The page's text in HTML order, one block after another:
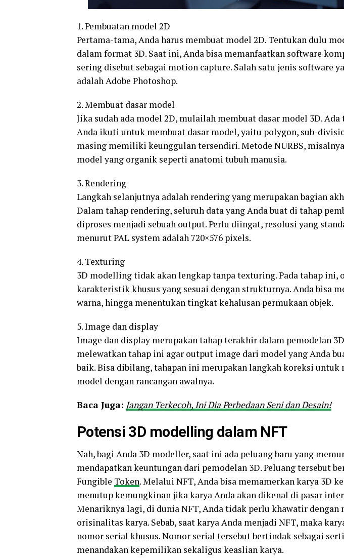
1. Pembuatan model 2D
Pertama-tama, Anda harus membuat model 2D. Tentukan dulu
dalam format 3D. Saat ini, Anda bisa memanfaatkan software
sering disebut sebagai motion capture. Salah satu jenis software
adalah Adobe Photoshop.
2. Membuat dasar model
Jika sudah ada model 2D, mulailah membuat dasar model 3D.
Anda ikuti untuk membuat dasar model, yaitu polygon, sub-
masing memiliki keunggulan tersendiri. Metode NURBS,
model yang organik seperti anatomi tubuh manusia.
3. Rendering
Langkah selanjutnya adalah rendering yang merupakan bagian
Dalam tahap rendering, seluruh data yang Anda buat di tahap
diproses menjadi sebuah output. Perlu diingat, resolusi yang
menurut PAL system adalah 720×576 pixels.
4. Texturing
3D modelling tidak akan lengkap tanpa texturing. Pada tahap ini,
karakteristik khusus yang sesuai dengan strukturnya. Anda bisa
warna, hingga menentukan tingkat kehalusan permukaan objek.
5. Image dan display
Image dan display merupakan tahap terakhir dalam pemodelan
melewatkan tahap ini agar output image dari model yang Anda
baik. Bisa dibilang, tahapan ini merupakan langkah koreksi
model dengan rancangan awalnya.
Baca Juga: Jangan Terkecoh, Ini Dia Perbedaan Seni dan Desain!
Potensi 3D modelling dalam NFT
Nah, bagi Anda 3D modeller, saat ini ada peluang baru yang
mendapatkan keuntungan dari pemodelan 3D. Peluang tersebut
Fungible Token. Melalui NFT, Anda bisa memamerkan karya 3D
menutup kemungkinan jika karya Anda akan dikenal di pasar
Menariknya lagi, di dunia NFT, Anda tidak perlu khawatir dengan
orisinalitas karya. Sebab, saat karya Anda menjadi NFT, maka
nomor serial khusus. Nomor serial tersebut bertindak sebagai
menandakan kepemilikan sekaligus keaslian karya.